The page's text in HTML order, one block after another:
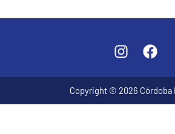
Copyright © 2026 Córdoba